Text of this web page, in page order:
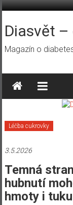
Přeskočit
obsah
Diasvět
Magazín o
Léčba cukrovky
3.5.2026
Temná
hubnutí
hmoty i tuku